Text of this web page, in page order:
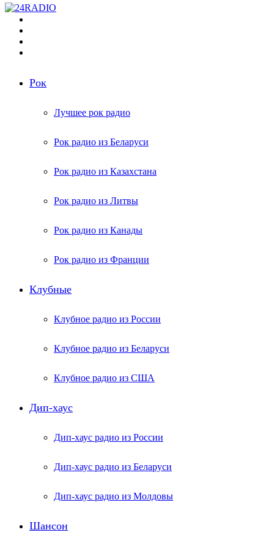
Рок
Лучшее рок радио
Рок радио из Беларуси
Рок радио из Казахстана
Рок радио из Литвы
Рок радио из Канады
Рок радио из Франции
Клубные
Клубное радио из России
Клубное радио из Беларуси
Клубное радио из США
Дип-хаус
Дип-хаус радио из России
Дип-хаус радио из Беларуси
Дип-хаус радио из Молдовы
Шансон